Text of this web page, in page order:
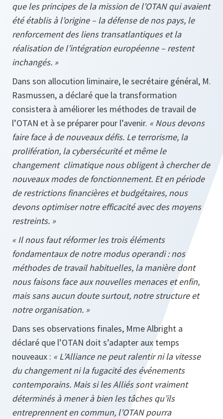
que les principes de la mission de l’OTAN qui avaient
été établis à l’origine – la défense de nos pays, le
renforcement des liens transatlantiques et la
réalisation de l’intégration européenne – restent
inchangés. »
Dans son allocution liminaire, le secrétaire général, M.
Rasmussen, a déclaré que la transformation
consistera à améliorer les méthodes de travail de
l’OTAN et à se préparer pour l’avenir. « Nous devons
faire face à de nouveaux défis. Le terrorisme, la
prolifération, la cybersécurité et même le
changement climatique nous obligent à chercher de
nouveaux modes de fonctionnement. Et en période
de restrictions financières et budgétaires, nous
devons optimiser notre efficacité avec des moyens
restreints. »
« Il nous faut réformer les trois éléments
fondamentaux de notre modus operandi : nos
méthodes de travail habituelles, la manière dont
nous faisons face aux nouvelles menaces et enfin,
mais sans aucun doute surtout, notre structure et
notre organisation. »
Dans ses observations finales, Mme Albright a
déclaré que l’OTAN doit s’adapter aux temps
nouveaux : « L’Alliance ne peut ralentir ni la vitesse
du changement ni la fugacité des événements
contemporains. Mais si les Alliés sont vraiment
déterminés à mener à bien les tâches qu’ils
entreprennent en commun, l’OTAN pourra